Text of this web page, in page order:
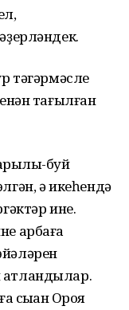
тәгәрмәсле
тағылған
буй
ә икеһендә
ине.
арбаға
атландылар.
Орҡоя